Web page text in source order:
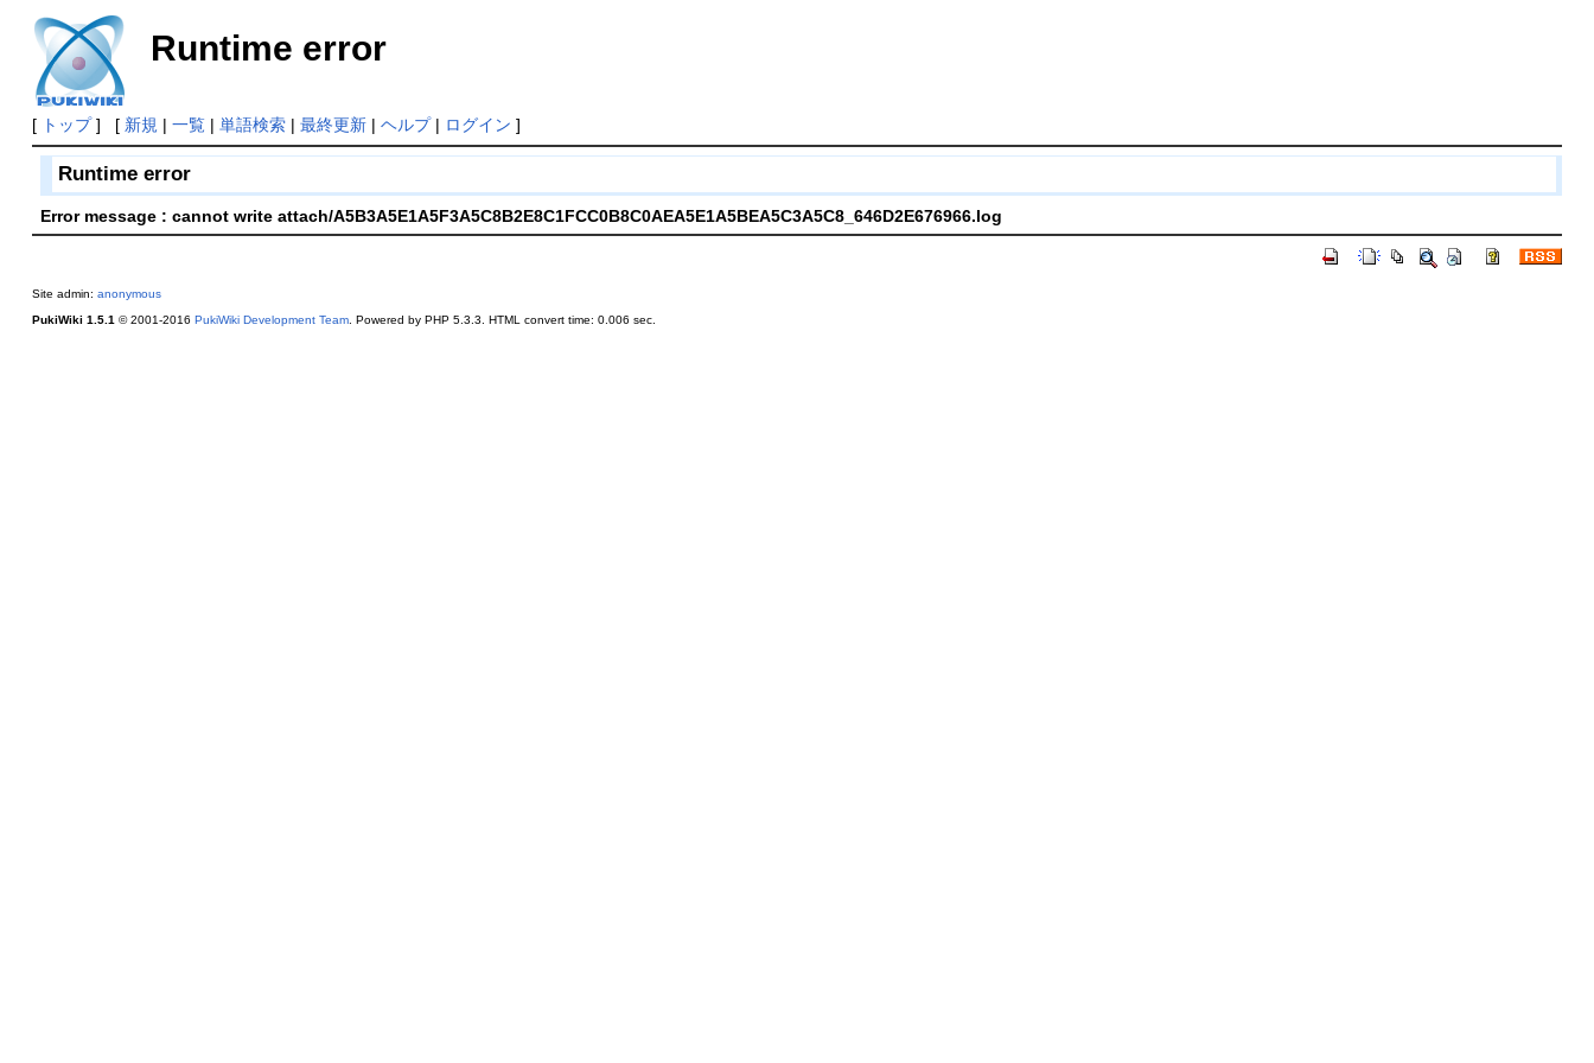
Runtime error
[ トップ] [ 新規 | 一覧| 単語検索| 最終更新| ヘルプ| ログイン ]
Runtime error
Error message : cannot write attach/A5B3A5E1A5F3A5C8B2E8C1FCC0B8C0AEA5E1A5BEA5C3A5C8_646D2E676966.log
Site admin: anonymous
PukiWiki 1.5.1© 2001-2016 PukiWiki Development Team. Powered by PHP 5.3.3. HTML convert time: 0.006 sec.